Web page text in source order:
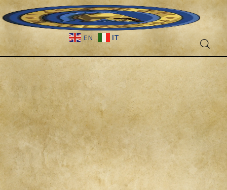
EN IT
Fantascienza
Fantasy
Games
Recensioni
Libri e fumetti